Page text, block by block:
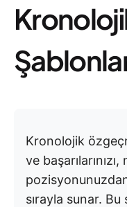
Kronolojik
ve
sırayla sunar.